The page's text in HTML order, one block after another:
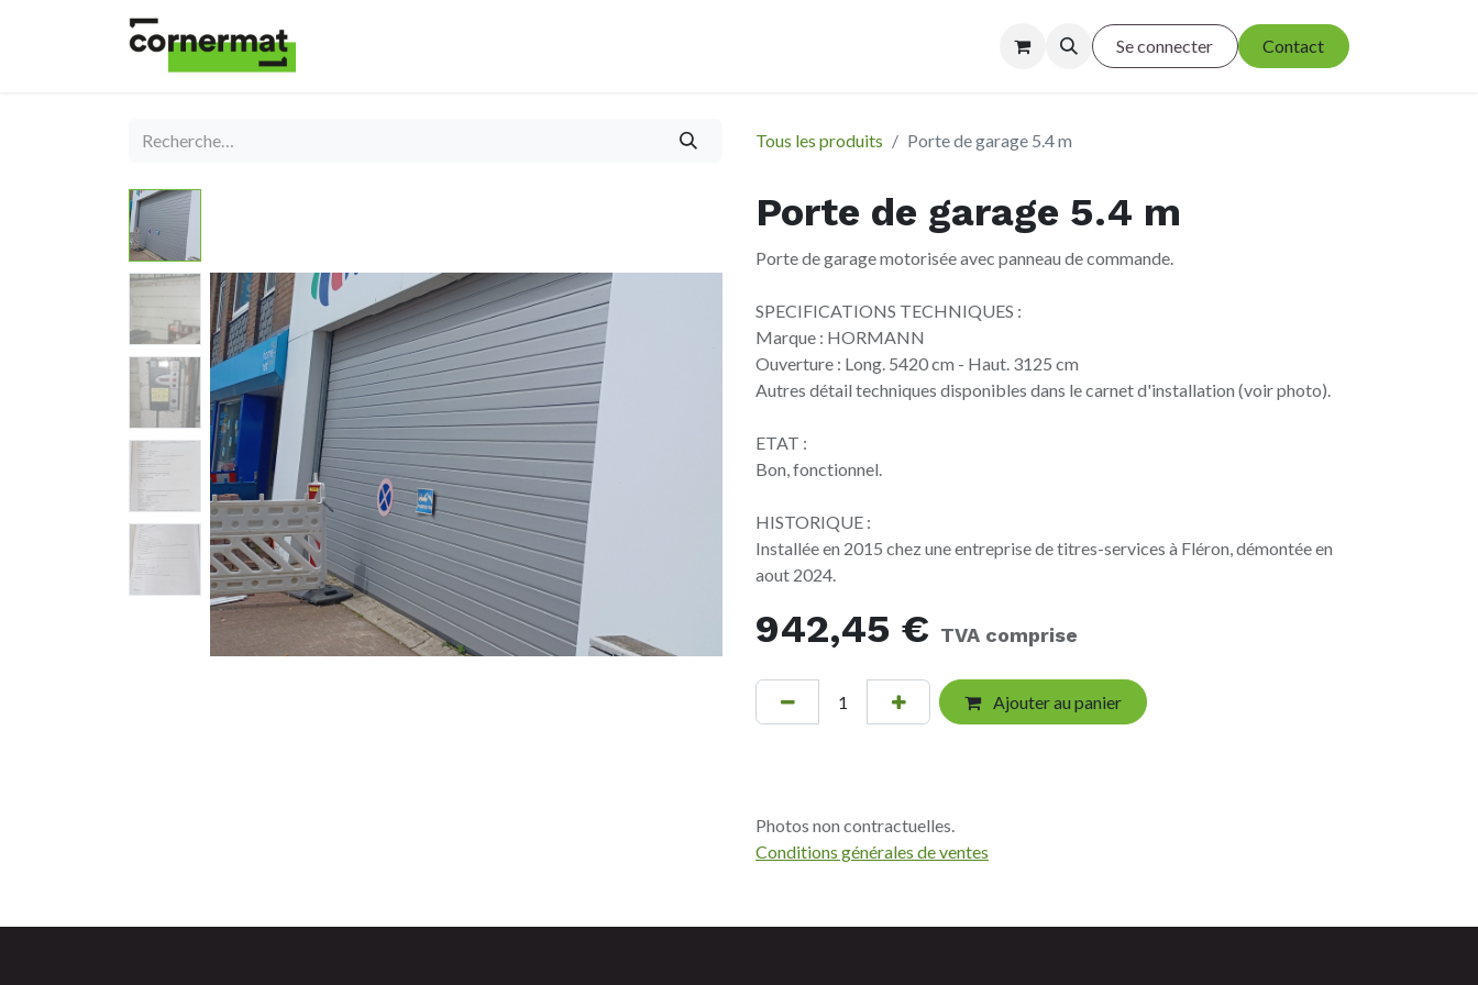
Se connecter Contact
Tous les produits Porte de garage 5.4 m
Porte de garage 5.4 m
Porte de garage motorisée avec panneau de commande.
SPECIFICATIONS TECHNIQUES :
Marque : HORMANN
Ouverture : Long. 5420 cm - Haut. 3125 cm
Autres détail techniques disponibles dans le carnet d'installation (voir photo).
ETAT :
Bon, fonctionnel.
HISTORIQUE :
Installée en 2015 chez une entreprise de titres-services à Fléron, démontée en
aout 2024.
942,45 € TVA comprise
Ajouter au panier
Photos non contractuelles.
Conditions générales de ventes